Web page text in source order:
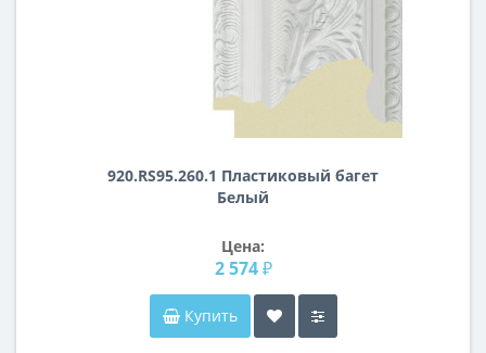
920.RS95.260.1 Пластиковый багет
Белый
Цена:
2 574 ₽
Купить